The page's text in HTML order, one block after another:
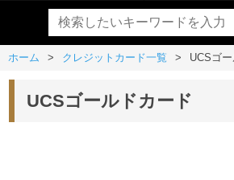
ホーム クレジットカード一覧 UCSゴ
UCSゴールドカード